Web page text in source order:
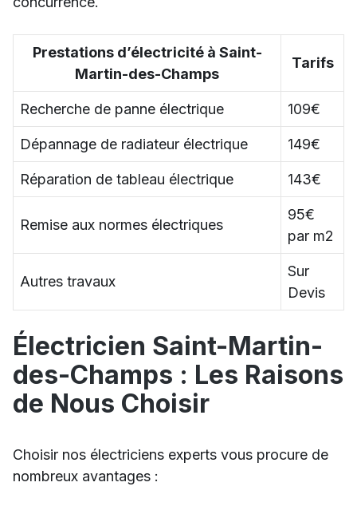
Prestations d’électricité à Saint-
Martin-des-Champs
Tarifs
Recherche de panne électrique 109€
Dépannage de radiateur électrique 149€
Réparation de tableau électrique 143€
Remise aux normes électriques
95€
par m2
Autres travaux
Sur
Devis
Électricien Saint-Martin-
des-Champs : Les Raisons
de Nous Choisir
Choisir nos électriciens experts vous procure de
nombreux avantages :